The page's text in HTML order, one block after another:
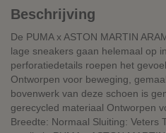
Beschrijving
De PUMA x ASTON MARTIN
lage sneakers gaan helemaal op
perforatiedetails roepen het
Ontworpen voor beweging,
bovenwerk van deze schoen is
gerecycled materiaal Ontworpen
Breedte: Normaal Sluiting: Veters